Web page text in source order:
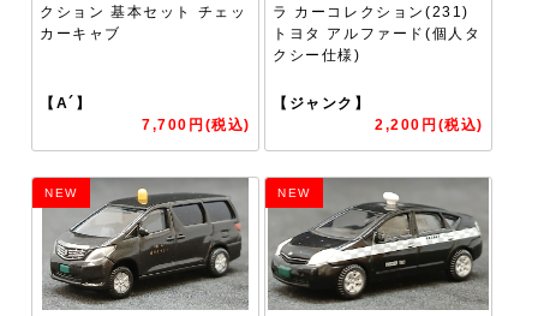
クション 基本セット チェッ
カーキャブ
【A´】
7,700円(税込)
ラ カーコレクション(231)
トヨタ アルファード(個人タ
クシー仕様)
【ジャンク】
2,200円(税込)
NEW NEW